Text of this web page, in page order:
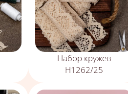
Набор кружев
Н1262/25